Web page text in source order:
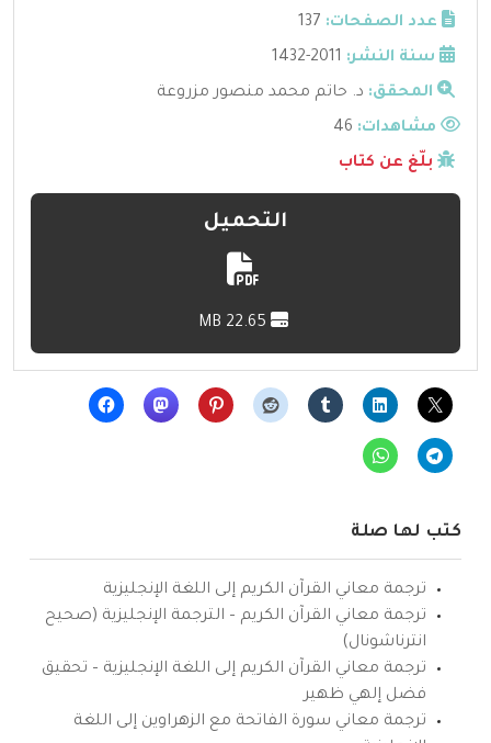
عدد الصفحات: 137
سنة النشر: 2011-1432
المحقق: د. حاتم محمد منصور مزروعة
مشاهدات:
بلّغ عن كتاب
التحميل
كتب لها صلة
ترجمة معاني القرآن الكريم إلى اللغة الإنجليزية
ترجمة معاني القرآن الكريم – الترجمة الإنجليزية (صحيح
انترناشونال)
ترجمة معاني القرآن الكريم إلى اللغة الإنجليزية – تحقيق
فضل إلهي ظهير
ترجمة معاني سورة الفاتحة مع الزهراوين إلى اللغة